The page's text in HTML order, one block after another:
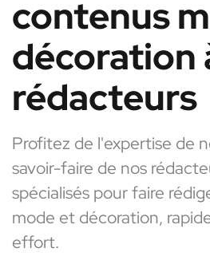
contenus
décoration
rédacteurs
Profitez de l'expertise de
savoir-faire de nos
spécialisés pour faire
mode et décoration,
effort.